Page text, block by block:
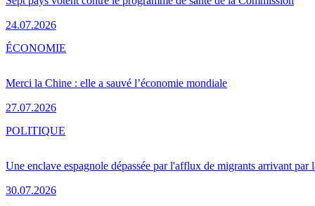
24.07.2026
Merci la Chine : elle a sauvé l’économie mondiale
27.07.2026
ÉCONOMIE
Une enclave espagnole dépassée par l'afflux de migrants arrivant par
30.07.2026
POLITIQUE